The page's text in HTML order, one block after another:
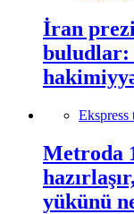
İran
buludlar:
Ekspress
Metroda
yükünü